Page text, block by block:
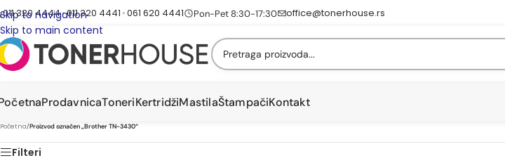
Skip to navigation
Skip to main content
011 320 4444•011 320 4441 •061 620 4441 Pon-Pet 8:30-17:30 office@tonerhouse.rs
ProdavnicaToneriKertridžiMastilaŠtampačiKontakt
Početna/Proizvod označen „Brother TN-3430“
Filteri